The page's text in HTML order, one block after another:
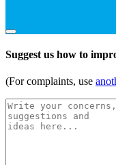
Suggest us how to
(For complaints, use